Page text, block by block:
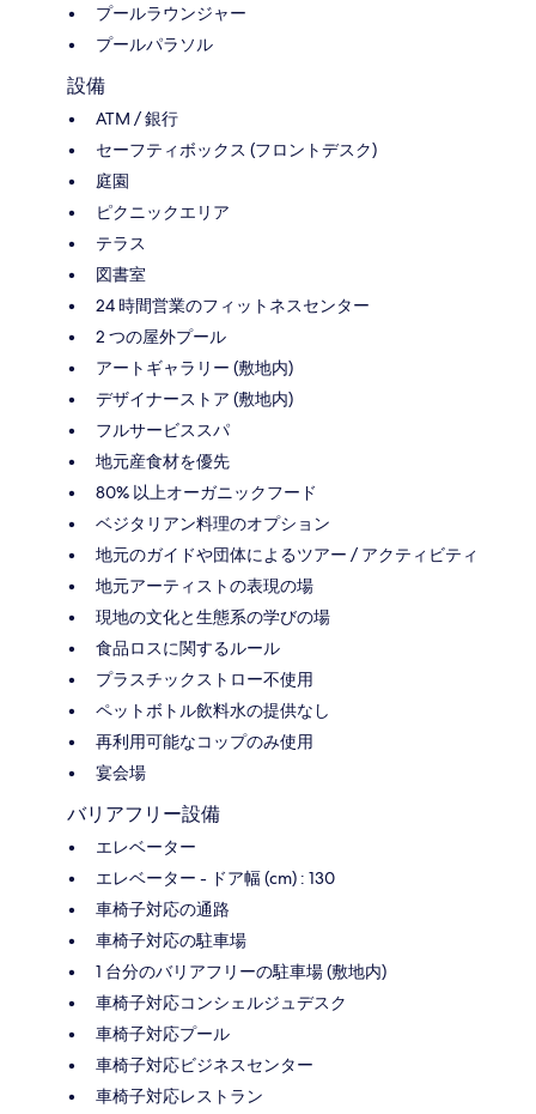
プールラウンジャー
プールパラソル
設備
ATM / 銀行
セーフティボックス (フロントデスク)
庭園
ピクニックエリア
テラス
図書室
24 時間営業のフィットネスセンター
2 つの屋外プール
アートギャラリー (敷地内)
デザイナーストア (敷地内)
フルサービススパ
地元産食材を優先
80% 以上オーガニックフード
ベジタリアン料理のオプション
地元のガイドや団体によるツアー / アクティビティ
地元アーティストの表現の場
現地の文化と生態系の学びの場
食品ロスに関するルール
プラスチックストロー不使用
ペットボトル飲料水の提供なし
再利用可能なコップのみ使用
宴会場
バリアフリー設備
エレベーター
エレベーター - ドア幅 (cm) : 130
車椅子対応の通路
車椅子対応の駐車場
1 台分のバリアフリーの駐車場 (敷地内)
車椅子対応コンシェルジュデスク
車椅子対応プール
車椅子対応ビジネスセンター
車椅子対応レストラン